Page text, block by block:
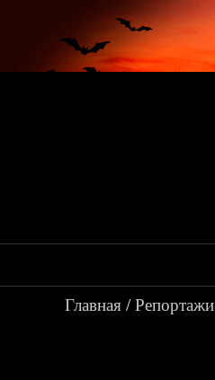
Главная /Репортажи